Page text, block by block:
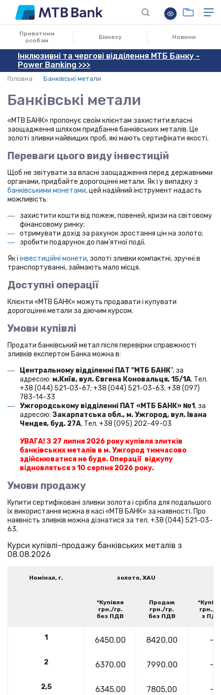
Приватним
особам
Бізнесу Новини
Інклюзивні та чергові відділення МТБ Банку -
Power Banking >>>
Головна Банківські метали
Банківські метали
«MTB БАНК» пропонує своїм клієнтам захистити власні
заощадження шляхом придбання банківських металів. Це
золоті зливки найвищих проб, які мають сертифікати якості.
Переваги цього виду інвестицій
Щоб не звітувати за власні заощадження перед державними
органами, придбайте дорогоцінні метали. Як і у випадку з
банківськими монетами, цей надійний інструмент надасть
можливість:
захистити кошти від пожеж, повеней, кризи на світовому
фінансовому ринку;
отримувати дохід за рахунок зростання цін на золото;
зробити подарунок до пам'ятної події.
Як і інвестиційні монети, золоті зливки компактні, зручні в
транспортуванні, займають мало місця.
Доступні операції
Клієнти «MTB БАНК» можуть продавати і купувати
дорогоцінні метали за діючим курсом.
Умови купівлі
Продати банківський метал після перевірки справжності
зливків експертом Банка можна в:
Центральному відділенні ПАТ "МТБ БАНК", за
адресою: м.Київ, вул. Євгена Коновальця, 15/1A. Тел.
+38 (044) 521-03-67; +38 (044) 521-03-63; +38 (097)
783-14-33
Ужгородському відділенні ПАТ «МТБ БАНК» №1, за
адресою: Закарпатська обл., м. Ужгород, вул. Івана
Чендея, буд. 27А, Тел. +38 (095) 202-49-03
УВАГА! З 27 липня 2026 року купівля злитків
банківських металів в м.Ужгород тимчасово
здійснюватися не буде. Операції відкупу
відновляться з 10 серпня 2026 року.
Умови продажу
Купити сертифіковані зливки золота і срібла для подальшого
їх використання можна в касі «MTB БАНК» за наявності. Про
наявність зливків можна дізнатися за тел. +38 (044) 521-03-
63.
Курси купівлі-продажу банківських металів з
08.08.2026
Номінал, г. золото, XAU
*Купівля
грн./гр.
без ПДВ
Продаж
грн./гр.
без ПДВ
грн./
з ПДВ
1 6450.00 8420.00 -
2 6370.00 7990.00 -
2,5 6345.00 7805,00 -